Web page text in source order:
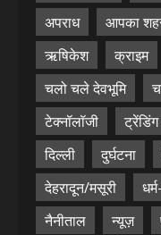
अपराध
आपका
ऋषिकेश
क्राइम
चलो चले देवभूमि
टेक्नॉलॉजी
दिल्ली
दुर्घटना
देहरादून/मसूरी
नैनीताल
न्यूज़